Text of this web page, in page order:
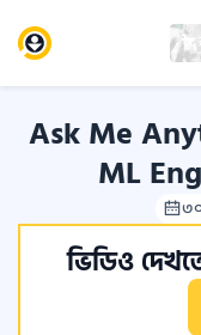
Ask Me
ML
ভিডিও